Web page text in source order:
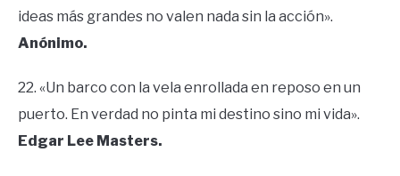
ideas más grandes no valen nada sin la acción».
Anónimo.
22. «Un barco con la vela enrollada en reposo en un
puerto. En verdad no pinta mi destino sino mi vida».
Edgar Lee Masters.